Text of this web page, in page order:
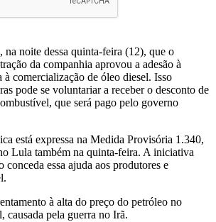
na noite dessa quinta-feira (12), que o
da companhia aprovou a adesão à
à comercialização de óleo diesel. Isso
pode se voluntariar a receber o desconto de
que será pago pelo governo
está expressa na Medida Provisória 1.340,
Lula também na quinta-feira. A iniciativa
conceda essa ajuda aos produtores e
à alta do preço do petróleo no
causada pela guerra no Irã.